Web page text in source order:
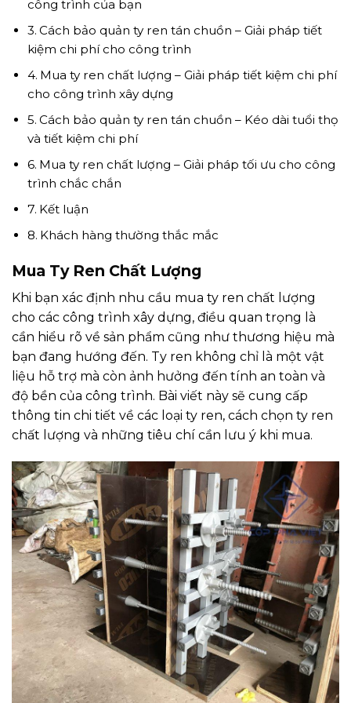
công trình của bạn
Cách bảo quản ty ren tán chuồn – Giải pháp tiết
kiệm chi phí cho công trình
Mua ty ren chất lượng – Giải pháp tiết kiệm chi phí
cho công trình xây dựng
Cách bảo quản ty ren tán chuồn – Kéo dài tuổi thọ
và tiết kiệm chi phí
Mua ty ren chất lượng – Giải pháp tối ưu cho công
trình chắc chắn
Kết luận
Khách hàng thường thắc mắc
Mua Ty Ren Chất Lượng
Khi bạn xác định nhu cầu mua ty ren chất lượng
cho các công trình xây dựng, điều quan trọng là
cần hiểu rõ về sản phẩm cũng như thương hiệu mà
bạn đang hướng đến. Ty ren không chỉ là một vật
liệu hỗ trợ mà còn ảnh hưởng đến tính an toàn và
độ bền của công trình. Bài viết này sẽ cung cấp
thông tin chi tiết về các loại ty ren, cách chọn ty ren
chất lượng và những tiêu chí cần lưu ý khi mua.